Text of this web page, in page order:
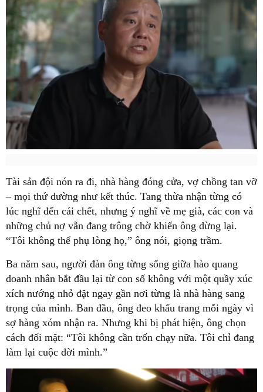
Tài sản đội nón ra đi, nhà hàng đóng cửa, vợ chồng tan vỡ
– mọi thứ dường như kết thúc. Tang thừa nhận từng có
lúc nghĩ đến cái chết, nhưng ý nghĩ về mẹ già, các con và
những chủ nợ vẫn đang trông chờ khiến ông dừng lại.
“Tôi không thể phụ lòng họ,” ông nói, giọng trầm.
Ba năm sau, người đàn ông từng sống giữa hào quang
doanh nhân bắt đầu lại từ con số không với một quầy xúc
xích nướng nhỏ đặt ngay gần nơi từng là nhà hàng sang
trọng của mình. Ban đầu, ông đeo khẩu trang mỗi ngày vì
sợ hàng xóm nhận ra. Nhưng khi bị phát hiện, ông chọn
cách đối mặt: “Tôi không cần trốn chạy nữa. Tôi chỉ đang
làm lại cuộc đời mình.”